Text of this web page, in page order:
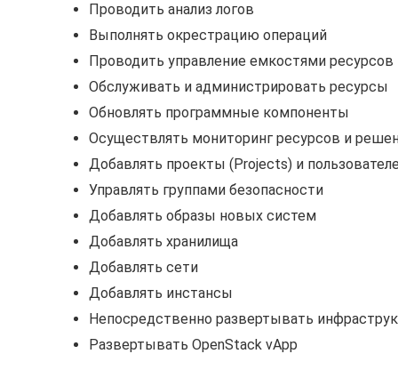
Проводить анализ логов
Выполнять окрестрацию операций
Проводить управление емкостями ресурсов
Обслуживать и администрировать ресурсы
Обновлять программные компоненты
Осуществлять мониторинг ресурсов и
Добавлять проекты (Projects) и
Управлять группами безопасности
Добавлять образы новых систем
Добавлять хранилища
Добавлять сети
Добавлять инстансы
Непосредственно развертывать
Развертывать OpenStack vApp